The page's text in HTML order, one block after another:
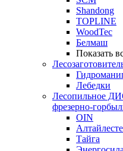
Shandong
TOPLINE
WoodTec
Белмаш
Показать
Лебедки
Лесопильное
фрезерно-
OIN
Тайга